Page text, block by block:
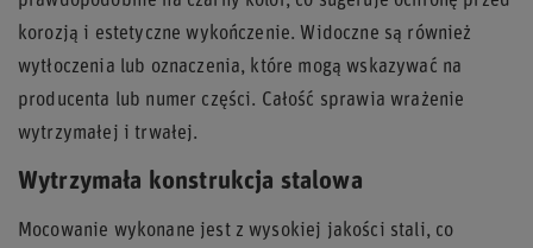
korozją i estetyczne wykończenie. Widoczne są również
wytłoczenia lub oznaczenia, które mogą wskazywać na
producenta lub numer części. Całość sprawia wrażenie
wytrzymałej i trwałej.
Wytrzymała konstrukcja stalowa
Mocowanie wykonane jest z wysokiej jakości stali, co